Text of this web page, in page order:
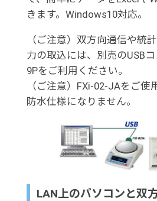
きます。Windows10対応。
（ご注意）双方向通信や統
力の取込には、別売のUSB
9Pをご利用ください。
（ご注意）FXi-02-JAをご使
防水仕様になりません。
LAN上のパソコンと双